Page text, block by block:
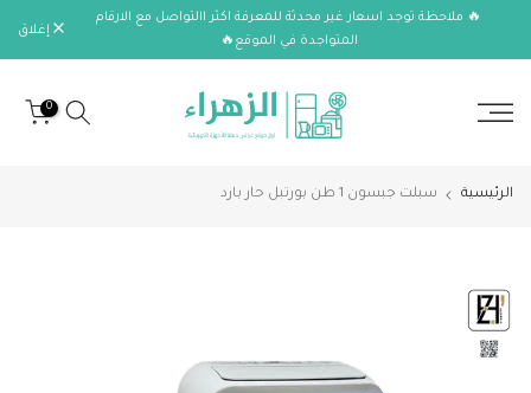
الانتقال🔥 ملاحظة توجد اسعار غير محدثة للمعرفة اكثر االتواصل مع الارقام
المتواجدة في الموقع🔥
إغلاق
0
الرئيسية سبلت جبسون 1 طن بورتبل حار بارد